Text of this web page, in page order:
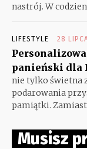
nastrój. W
LIFESTYLE 28
panieński dla
nie tylko świetna
podarowania
pamiątki. Zamiast
Musisz